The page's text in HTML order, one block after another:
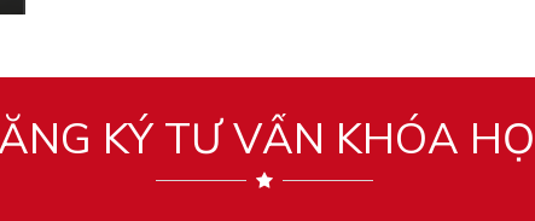
KÝ TƯ VẤN KHÓA